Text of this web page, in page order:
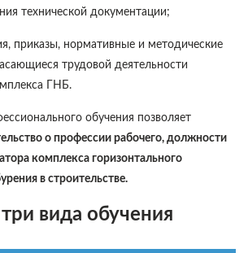
технической документации;
приказы, нормативные и методические
трудовой деятельности
ГНБ.
обучения позволяет
о профессии рабочего, должности
комплекса горизонтального
в строительстве.
вида обучения